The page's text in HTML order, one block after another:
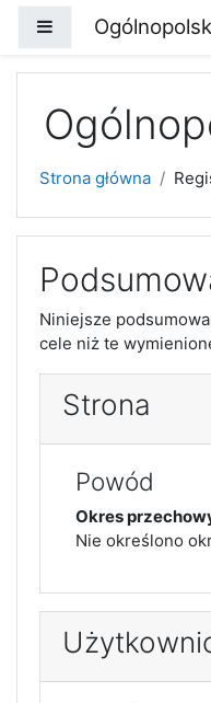
Panel boczny
Strona główna
Niniejsze
cele niż te
Strona
Powód
Okres
Nie określono